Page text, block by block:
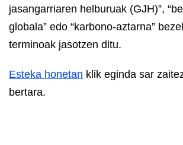
jasangarriaren helburuak (GJH)”,
globala” edo “karbono-aztarna”
terminoak jasotzen ditu.
Esteka honetan klik eginda sar
bertara.